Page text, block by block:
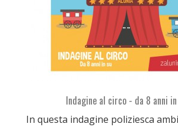
Indagine al circo - da 8 anni
In questa indagine poliziesca